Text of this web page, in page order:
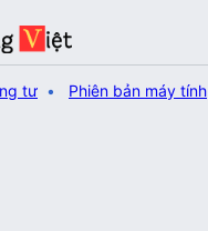
tư Phiên bản máy tính